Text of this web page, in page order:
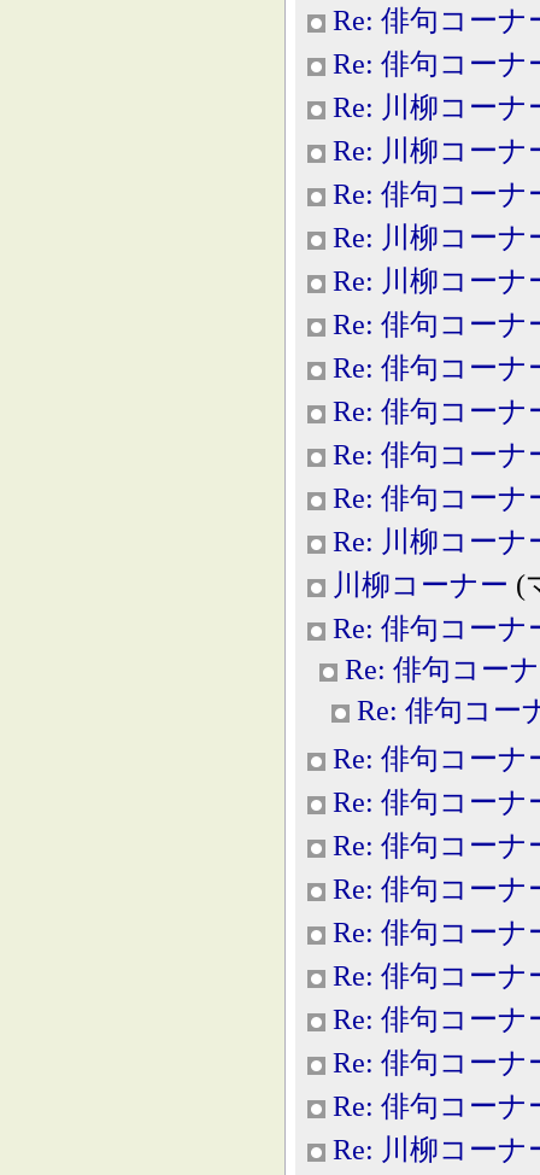
Re: 俳句コーナ
Re: 俳句コーナ
Re: 川柳コーナ
Re: 川柳コーナ
Re: 俳句コーナ
Re: 川柳コーナ
Re: 川柳コーナ
Re: 俳句コーナ
Re: 俳句コーナ
Re: 俳句コーナ
Re: 俳句コーナ
Re: 俳句コーナ
Re: 川柳コーナ
川柳コーナー (
Re: 俳句コーナ
Re: 俳句コー
Re: 俳句コー
Re: 俳句コーナ
Re: 俳句コーナ
Re: 俳句コーナ
Re: 俳句コーナ
Re: 俳句コーナ
Re: 俳句コーナ
Re: 俳句コーナ
Re: 俳句コーナ
Re: 俳句コーナ
Re: 川柳コーナ